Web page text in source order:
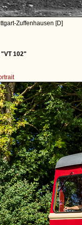
Zuffenhausen [D]
"VT 102"